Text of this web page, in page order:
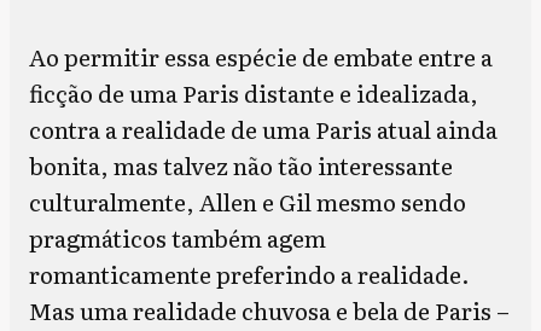
Ao permitir essa espécie de embate entre a
ficção de uma Paris distante e idealizada,
contra a realidade de uma Paris atual ainda
bonita, mas talvez não tão interessante
culturalmente, Allen e Gil mesmo sendo
pragmáticos também agem
romanticamente preferindo a realidade.
Mas uma realidade chuvosa e bela de Paris –